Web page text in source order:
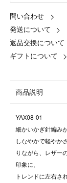
問い合わせ
発送について
返品交換について
ギフトについて
商品説明
YAX08-01
細かいかぎ針編み
しなやかで軽やか
りながら、レザー
印象に。
トレンドに左右さ